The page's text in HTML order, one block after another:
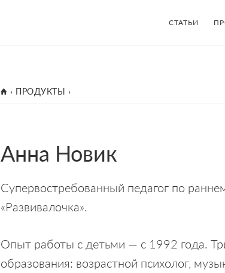
СТАТЬИ
ГЛАВНАЯ
› ПРОДУКТЫ ›
Анна Новик
Супервостребованный педагог по
«Развивалочка».
Опыт работы с детьми — с 1992 года.
образования: возрастной психолог,